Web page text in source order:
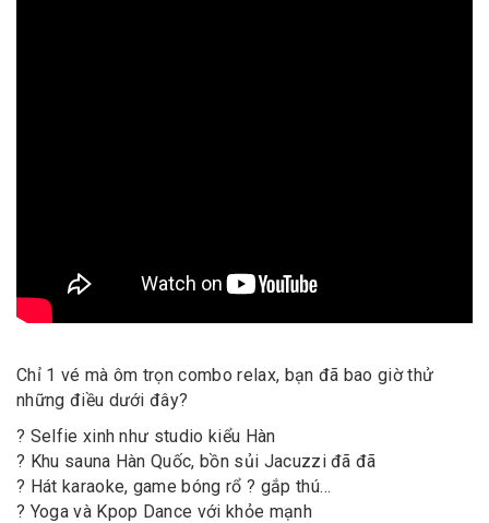
Chỉ 1 vé mà ôm trọn combo relax, bạn đã bao giờ thử
những điều dưới đây?
? Selfie xinh như studio kiểu Hàn
? Khu sauna Hàn Quốc, bồn sủi Jacuzzi đã đã
? Hát karaoke, game bóng rổ ️? gắp thú…
? Yoga và Kpop Dance với khỏe mạnh